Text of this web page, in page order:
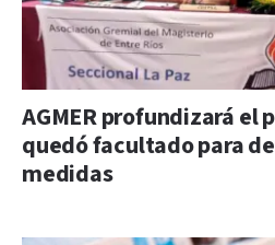
AGMER profundizará el
quedó facultado para
medidas